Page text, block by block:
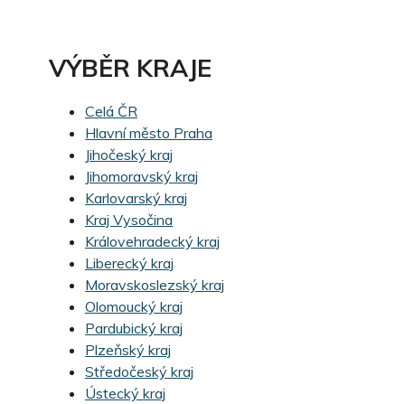
VÝBĚR KRAJE
Celá ČR
Hlavní město Praha
Jihočeský kraj
Jihomoravský kraj
Karlovarský kraj
Kraj Vysočina
Královehradecký kraj
Liberecký kraj
Moravskoslezský kraj
Olomoucký kraj
Pardubický kraj
Plzeňský kraj
Středočeský kraj
Ústecký kraj